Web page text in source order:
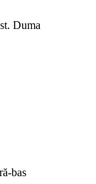
Duma
bas